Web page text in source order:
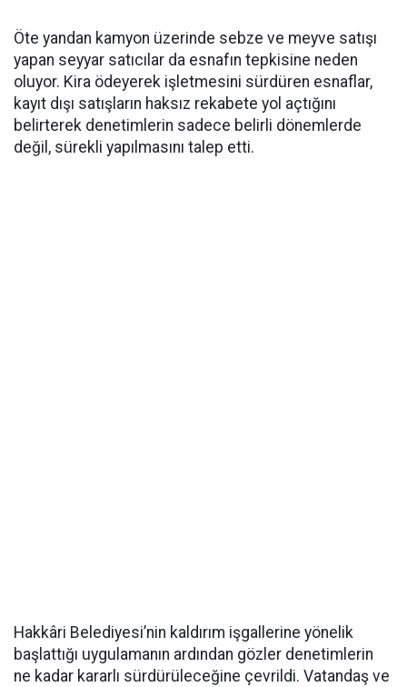
Öte yandan kamyon üzerinde sebze ve meyve satışı
yapan seyyar satıcılar da esnafın tepkisine neden
oluyor. Kira ödeyerek işletmesini sürdüren esnaflar,
kayıt dışı satışların haksız rekabete yol açtığını
belirterek denetimlerin sadece belirli dönemlerde
değil, sürekli yapılmasını talep etti.
Hakkâri Belediyesi’nin kaldırım işgallerine yönelik
başlattığı uygulamanın ardından gözler denetimlerin
ne kadar kararlı sürdürüleceğine çevrildi. Vatandaş ve